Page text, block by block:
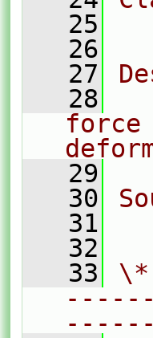
   25
   26
   27
   28
force
   29
   30
   31
   32
   33